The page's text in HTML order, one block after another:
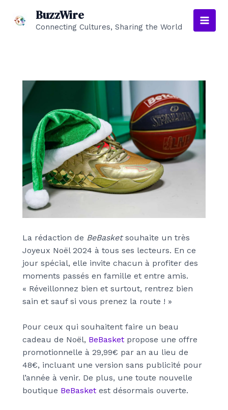
BuzzWire
Connecting Cultures, Sharing the World
Main
La rédaction de BeBasketsouhaite un très
Joyeux Noël 2024 à tous ses lecteurs. En ce
jour spécial, elle invite chacun à profiter des
moments passés en famille et entre amis.
« Réveillonnez bien et surtout, rentrez bien
sain et sauf si vous prenez la route ! »
Pour ceux qui souhaitent faire un beau
cadeau de Noël, BeBasket propose une offre
promotionnelle à 29,99€ par an au lieu de
48€, incluant une version sans publicité pour
l’année à venir. De plus, une toute nouvelle
boutique BeBasket est désormais ouverte.